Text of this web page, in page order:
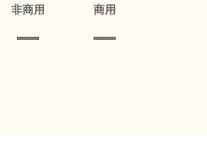
非商用 商用